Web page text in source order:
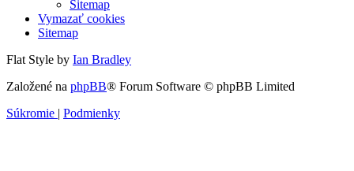
Sitemap
Vymazať cookies
Sitemap
Flat Style by Ian Bradley
Založené na phpBB® Forum Software © phpBB Limited
Súkromie | Podmienky